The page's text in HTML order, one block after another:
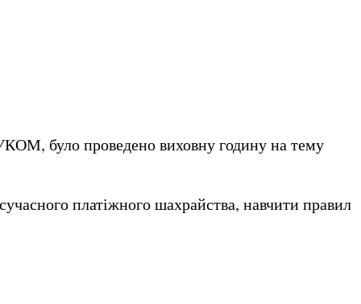
було проведено виховну годину на тему
платіжного шахрайства, навчити правил